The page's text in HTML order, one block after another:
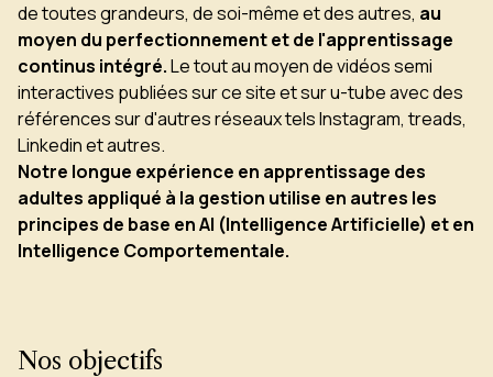
de toutes grandeurs, de soi-même et des autres, au
moyen du perfectionnement et de l'apprentissage
continus intégré.Le tout au moyen de vidéos semi
interactives publiées sur ce site et sur u-tube avec des
références sur d'autres réseaux tels Instagram, treads,
Linkedin et autres.
Notre longue expérience en apprentissage des
adultes appliqué à la gestion utilise en autres les
principes de base en AI (Intelligence Artificielle) et en
Intelligence Comportementale.
Nos objectifs